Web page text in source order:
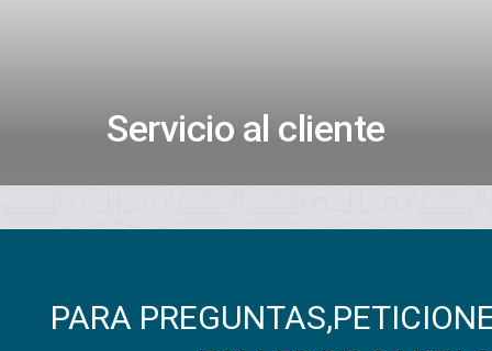
Servicio al cliente
PARA